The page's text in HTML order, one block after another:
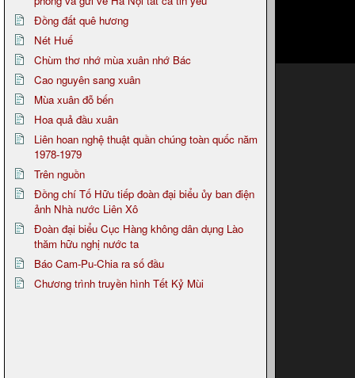
Đồng đất quê hương
Nét Huế
Chùm thơ nhớ mùa xuân nhớ Bác
Cao nguyên sang xuân
Mùa xuân đỗ bến
Hoa quả đầu xuân
Liên hoan nghệ thuật quần chúng toàn quốc năm
1978-1979
Trên nguồn
Đồng chí Tố Hữu tiếp đoàn đại biểu ủy ban điện
ảnh Nhà nước Liên Xô
Đoàn đại biểu Cục Hàng không dân dụng Lào
thăm hữu nghị nước ta
Báo Cam-Pu-Chia ra số đầu
Chương trình truyền hình Tết Kỷ Mùi